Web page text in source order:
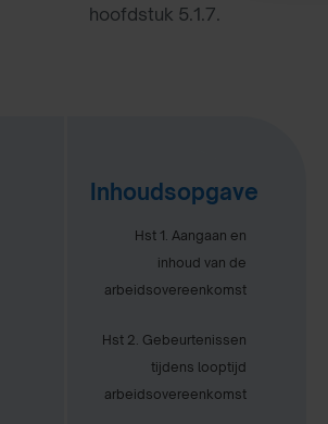
hoofdstuk 5.1.7.
Inhoudsopgave
Hst 1. Aangaan en
inhoud van de
arbeidsovereenkomst
Hst 2. Gebeurtenissen
tijdens looptijd
arbeidsovereenkomst